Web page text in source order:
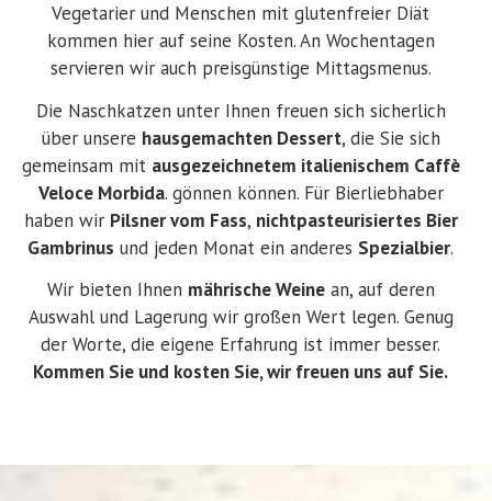
Vegetarier und Menschen mit glutenfreier Diät
kommen hier auf seine Kosten. An Wochentagen
servieren wir auch preisgünstige Mittagsmenus.
Die Naschkatzen unter Ihnen freuen sich sicherlich
über unsere hausgemachten Dessert, die Sie sich
gemeinsam mit ausgezeichnetem italienischem Caffè
Veloce Morbida. gönnen können. Für Bierliebhaber
haben wir Pilsner vom Fass, nichtpasteurisiertes Bier
Gambrinus und jeden Monat ein anderes Spezialbier.
Wir bieten Ihnen mährische Weinean, auf deren
Auswahl und Lagerung wir großen Wert legen. Genug
der Worte, die eigene Erfahrung ist immer besser.
Kommen Sie und kosten Sie, wir freuen uns auf Sie.